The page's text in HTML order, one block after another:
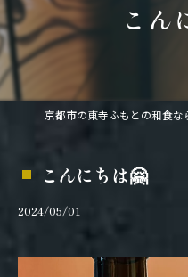
こん
こんにちは🤗
2024/05/01